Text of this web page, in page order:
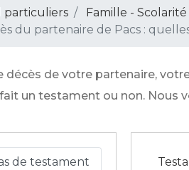
particuliers Famille - Scolarité
du partenaire de Pacs :
décès de votre partenaire,
un testament ou non. Nous
de testament